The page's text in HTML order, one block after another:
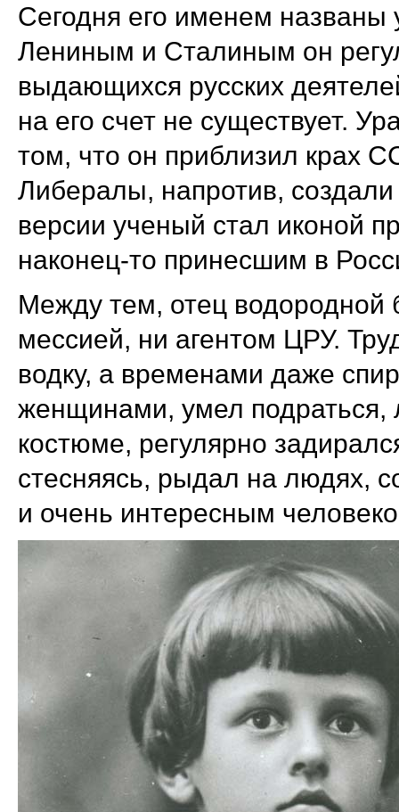
Сегодня его именем
Лениным и Сталиным он
выдающихся русских
на его счет не существует.
том, что он приблизил крах
Либералы, напротив,
версии ученый стал иконой
наконец-то принесшим в
Между тем, отец
мессией, ни агентом ЦРУ.
водку, а временами даже
женщинами, умел подраться,
костюме, регулярно
стесняясь, рыдал на людях,
и очень интересным